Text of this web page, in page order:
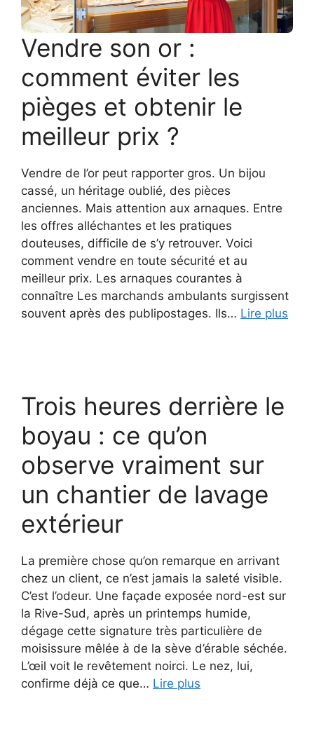
Vendre son or :
comment éviter les
pièges et obtenir le
meilleur prix ?
Vendre de l’or peut rapporter gros. Un bijou
cassé, un héritage oublié, des pièces
anciennes. Mais attention aux arnaques. Entre
les offres alléchantes et les pratiques
douteuses, difficile de s’y retrouver. Voici
comment vendre en toute sécurité et au
meilleur prix. Les arnaques courantes à
connaître Les marchands ambulants surgissent
souvent après des publipostages. Ils… Lire plus
Trois heures derrière le
boyau : ce qu’on
observe vraiment sur
un chantier de lavage
extérieur
La première chose qu’on remarque en arrivant
chez un client, ce n’est jamais la saleté visible.
C’est l’odeur. Une façade exposée nord-est sur
la Rive-Sud, après un printemps humide,
dégage cette signature très particulière de
moisissure mêlée à de la sève d’érable séchée.
L’œil voit le revêtement noirci. Le nez, lui,
confirme déjà ce que… Lire plus